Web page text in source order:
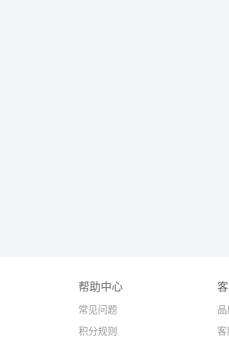
帮助中心
常见问题
积分规则